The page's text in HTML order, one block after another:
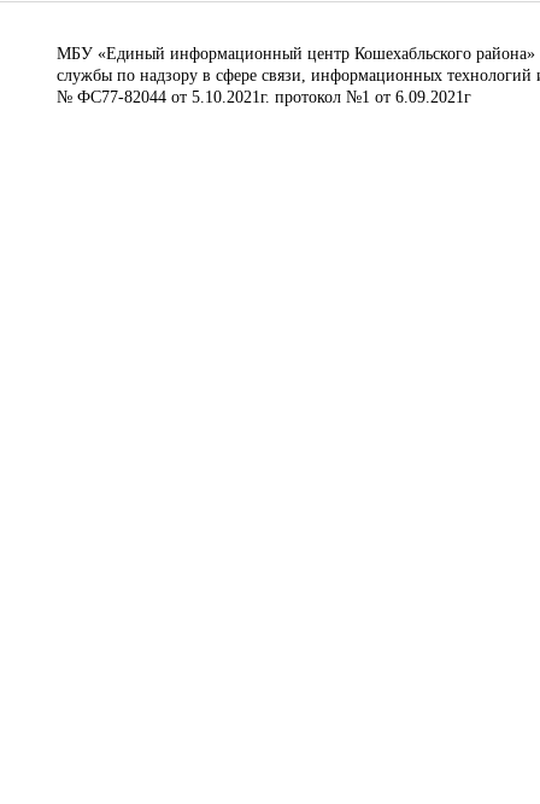
МБУ «Единый информационный центр Кошехабльского района»
службы по надзору в сфере связи, информационных
№ ФС77-82044 от 5.10.2021г. протокол №1 от 6.09.2021г